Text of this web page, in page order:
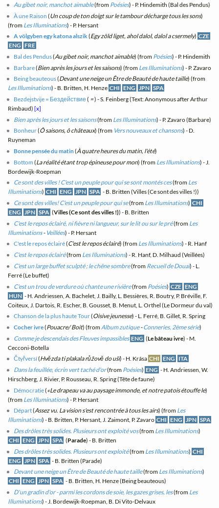
Au gibet noir, manchot aimable(from Poésies) - P. Hindemith (Bal des Pendus)
À une Raison (Un coup de ton doigt sur le tambour décharge tous les sons)
(from Les Illuminations) - P. Hersant
A völgyben egy katona alszik(Egy zöld liget, ahol dalol, dalol a csermely) CZE
ENG FRE
Bal des Pendus(Au gibet noir, manchot aimable) (from Poésies) - P. Hindemith
Barbare(Bien après les jours et les saisons) (from Les Illuminations) - P. Zavaro
Being beauteous(Devant une neige un Être de Beauté de haute taille) (from
Les Illuminations) - B. Britten, H. Henze CHI ENG JPN SPA
Bezdejstvije = Бездействие ( =) - S. Feinberg (Text: Anonymous after Arthur
Rimbaud)[x]
Bien après les jours et les saisons(from Les Illuminations) - P. Zavaro (Barbare)
Bonheur(Ô saisons, ô châteaux) (from Vers nouveaux et chansons) - D.
Ruyneman
Bonne pensée du matin(À quatre heures du matin, l'été)
Bottom (La réalité étant trop épineuse pour mon) (from Les Illuminations) - J.
Bordewijk-Roepman
Ce sont des villes ! C'est un peuple pour qui se sont montés ces(from Les
Illuminations) CHI ENG JPN SPA - B. Britten (Villes (Ce sont des villes !))
Ce sont des villes! C'est un peuple pour qui se(from Les Illuminations) CHI
ENG JPN SPA (Villes (Ce sont des villes !)) - B. Britten
C'est le repos éclairé, ni fièvre ni langueur, sur le lit ou sur le pré(from Les
Illuminations- Veillées) - P. Hersant
C'est le repos éclairé(C'est le repos éclairé) (from Les Illuminations) - R. Hanf
C'est le repos éclairé(from Les Illuminations) - R. Hanf, D. Milhaud (Veillées)
C'est un large buffet sculpté ; le chêne sombre(from Recueil de Douai) - L.
Ferré (Le buffet)
C'est un trou de verdure où chante une rivière(from Poésies) CZE ENG
HUN - H. Andriessen, A. Bachelet, J. Bailly, L. Bessières, R. Boutry, P. Bréville, F.
Coiteux, J. Dartois, R. Escher, B. Gousset, B. Menut, L. Orthel (Le Dormeur du val)
Chanson de la plus haute Tour(Oisive jeunesse) - L. Ferré, B. Gillet, R. Spring
Cocher ivre(Pouacre/ Boit) (from Album zutique-Conneries, 2ème série)
Comme je descendais des Fleuves impassibles ENG (Le bâteau ivre) - M.
Cecconi-Botella
Čtyřversí(Hvězda ti plakala růžově do uší) - H. Krása CHI ENG ITA
Dans la feuillée, écrin vert taché d'or(from Poésies) ENG - H. Andriessen, W.
Hirschberg, J. Rivier, P. Rousseau, R. Spring (Tête de faune)
Démocratie(«Le drapeau va au paysage immonde, et notre patois étouffe le)
(from Les Illuminations) - P. Hersant
Départ(Assez vu. La vision s'est rencontrée à tous les airs) (from Les
Illuminations) - B. Britten, P. Hersant, J. Zaimont, P. Zavaro CHI ENG JPN SPA
Des drôles très solides. Plusieurs ont exploité vos(from Les Illuminations)
CHI ENG JPN SPA (Parade) - B. Britten
Des drôles très solides. Plusieurs ont exploité(from Les Illuminations) CHI
ENG JPN SPA - B. Britten (Parade)
Devant une neige un Être de Beauté de haute taille(from Les Illuminations)
CHI ENG JPN SPA - B. Britten, H. Henze (Being beauteous)
D'un gradin d'or - parmi les cordons de soie, les gazes grises, les(from Les
Illuminations) - J. Bordewijk-Roepman, B. Di Vito-Delvaux